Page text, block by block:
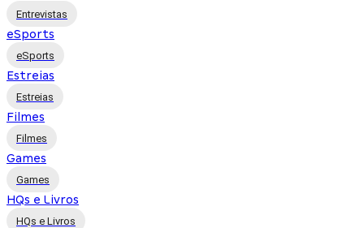
Entrevistas
eSports
eSports
Estreias
Estreias
Filmes
Filmes
Games
Games
HQs e Livros
HQs e Livros